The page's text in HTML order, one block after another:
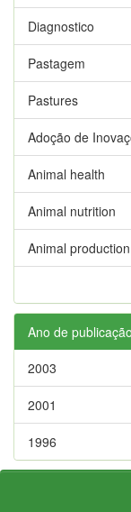
Diagnostico
Pastagem
Pastures
Adoção de
Animal health
Animal nutrition
Animal production
Ano de publicação
2003
2001
1996